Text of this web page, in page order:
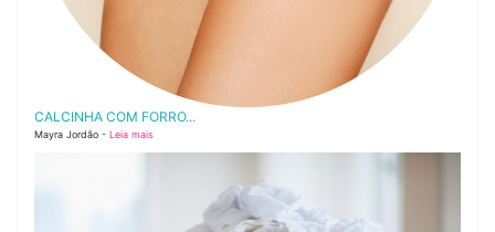
CALCINHA COM FORRO...
Mayra Jordão - Leia mais